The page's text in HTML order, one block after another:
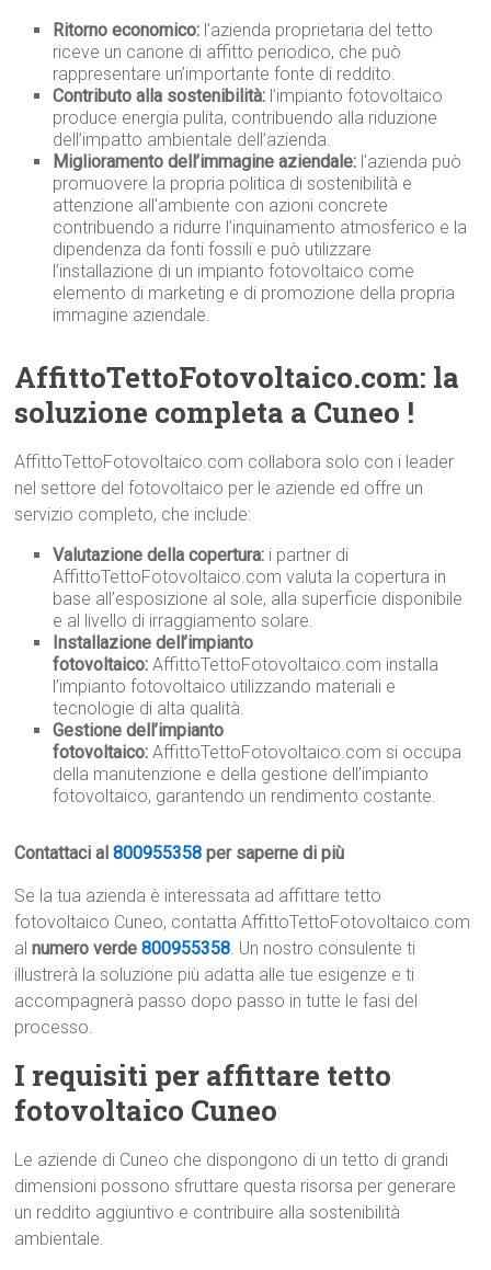
Ritorno economico: l’azienda proprietaria del tetto
riceve un canone di affitto periodico, che può
rappresentare un’importante fonte di reddito.
Contributo alla sostenibilità: l’impianto fotovoltaico
produce energia pulita, contribuendo alla riduzione
dell’impatto ambientale dell’azienda.
Miglioramento dell’immagine aziendale: l’azienda può
promuovere la propria politica di sostenibilità e
attenzione all’ambiente con azioni concrete
contribuendo a ridurre l’inquinamento atmosferico e la
dipendenza da fonti fossili e può utilizzare
l’installazione di un impianto fotovoltaico come
elemento di marketing e di promozione della propria
immagine aziendale.
AffittoTettoFotovoltaico.com: la
soluzione completa a Cuneo !
AffittoTettoFotovoltaico.com collabora solo con i leader
nel settore del fotovoltaico per le aziende ed offre un
servizio completo, che include:
Valutazione della copertura: i partner di
AffittoTettoFotovoltaico.com valuta la copertura in
base all’esposizione al sole, alla superficie disponibile
e al livello di irraggiamento solare.
Installazione dell’impianto
fotovoltaico: AffittoTettoFotovoltaico.com installa
l’impianto fotovoltaico utilizzando materiali e
tecnologie di alta qualità.
Gestione dell’impianto
fotovoltaico: AffittoTettoFotovoltaico.com si occupa
della manutenzione e della gestione dell’impianto
fotovoltaico, garantendo un rendimento costante.
Contattaci al800955358 per saperne di più
Se la tua azienda è interessata ad affittare tetto
fotovoltaico Cuneo, contatta AffittoTettoFotovoltaico.com
alnumero verde800955358. Un nostro consulente ti
illustrerà la soluzione più adatta alle tue esigenze e ti
accompagnerà passo dopo passo in tutte le fasi del
processo.
I requisiti per affittare tetto
fotovoltaico Cuneo
Le aziende di Cuneo che dispongono di un tetto di grandi
dimensioni possono sfruttare questa risorsa per generare
un reddito aggiuntivo e contribuire alla sostenibilità
ambientale.